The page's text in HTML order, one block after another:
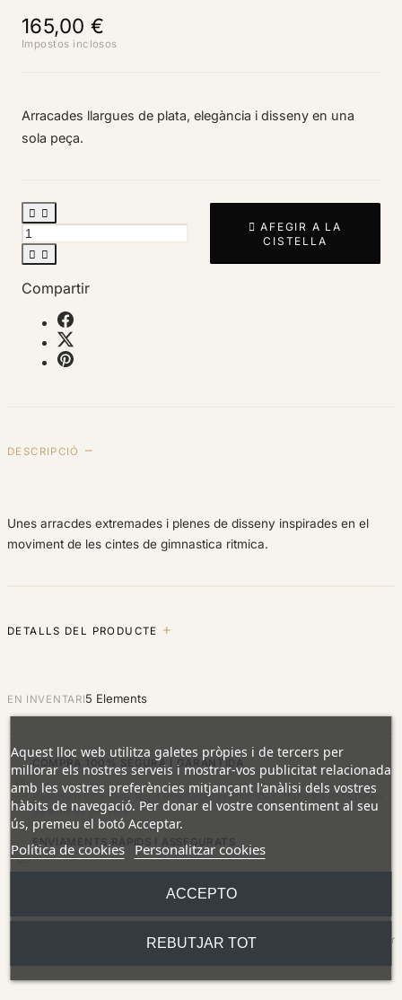
165,00 €
Impostos inclosos
Arracades llargues de plata, elegància i disseny en una
sola peça.
 
 
 AFEGIR A LA
CISTELLA
Compartir
DESCRIPCIÓ
Unes arracdes extremades i plenes de disseny inspirades en el
moviment de les cintes de gimnastica ritmica.
DETALLS DEL PRODUCTE
EN INVENTARI5 Elements
COMPRA 100% SEGURA I GARANTIDA
Pagament totalment segur amb targeta (xifrat SSL). Totes les joies tenen
garantia de per vida.
ENVIAMENTS RÀPIDS I ASSEGURATS
Lliurament a domicili en 24/48 hores (dies feiners) a tota la península.
Disposes de 30 dies naturals des de la recepció del producte per sol·licitar
Aquest lloc web utilitza galetes pròpies i de tercers per
millorar els nostres serveis i mostrar-vos publicitat relacionada
amb les vostres preferències mitjançant l'anàlisi dels vostres
hàbits de navegació. Per donar el vostre consentiment al seu
ús, premeu el botó Acceptar.
Política de cookies Personalitzar cookies
REBUTJAR TOT
ACCEPTO